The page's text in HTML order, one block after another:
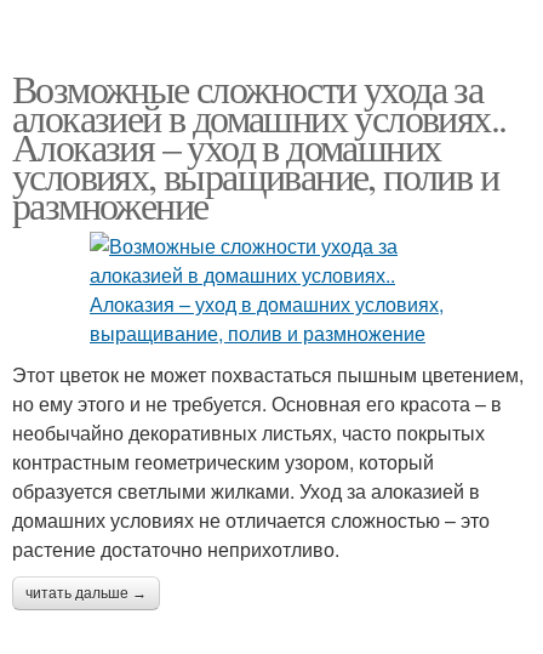
Возможные сложности ухода за
алоказией в домашних условиях..
Алоказия – уход в домашних
условиях, выращивание, полив и
размножение
Этот цветок не может похвастаться пышным цветением,
но ему этого и не требуется. Основная его красота – в
необычайно декоративных листьях, часто покрытых
контрастным геометрическим узором, который
образуется светлыми жилками. Уход за алоказией в
домашних условиях не отличается сложностью – это
растение достаточно неприхотливо.
читать дальше →